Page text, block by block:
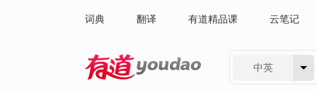
词典 翻译 有道精品课 云笔记
中英